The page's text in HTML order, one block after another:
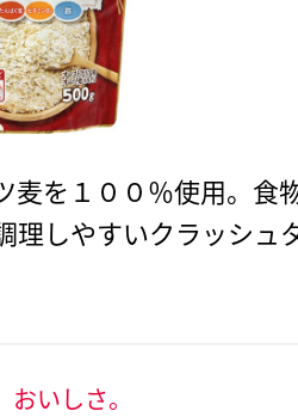
麦を１００％使用。食
理しやすいクラッシュ
いしさ。